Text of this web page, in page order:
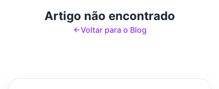
Artigo não encontrado
Voltar para o Blog